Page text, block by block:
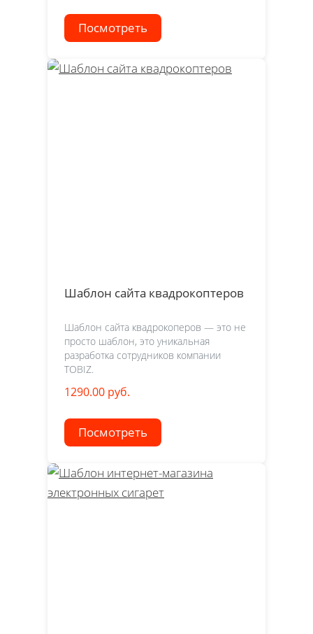
Посмотреть
Шаблон сайта квадрокоптеров
Шаблон сайта квадрокоперов — это не
просто шаблон, это уникальная
разработка сотрудников компании
TOBIZ.
1290.00 руб.
Посмотреть